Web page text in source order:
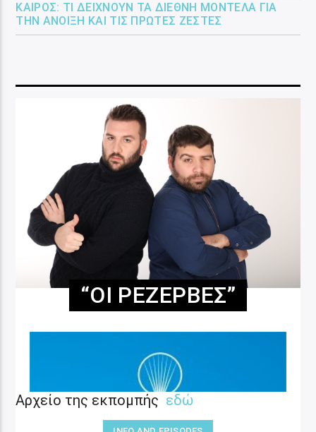
ΚΑΙΡΌΣ: ΤΙ ΔΕΊΧΝΟΥΝ ΤΑ ΔΙΕΘΝΉ ΜΟΝΤΈΛΑ ΓΙΑ
ΤΗΝ ΆΝΟΙΞΗ ΚΑΙ ΤΙΣ ΠΡΏΤΕΣ ΖΈΣΤΕΣ
“ΟΙ ΡΕΖΈΡΒΕΣ”
Αρχείο της εκπομπής εδώ